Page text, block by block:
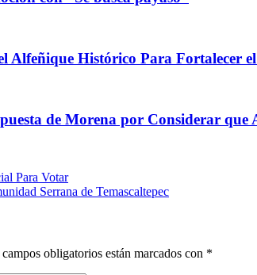
Alfeñique Histórico Para Fortalecer
de Morena por Considerar que
Para Votar
Serrana de Temascaltepec
obligatorios están marcados con *